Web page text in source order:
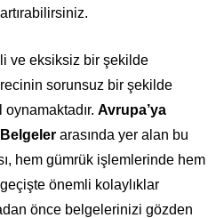
ve eksiksiz bir şekilde
sorunsuz bir şekilde
Avrupa’ya
arasında yer alan bu
hem gümrük işlemlerinde hem
önemli kolaylıklar
önce belgelerinizi gözden